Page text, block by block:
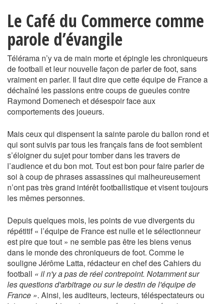
Le Café du Commerce comme
parole d’évangile
Télérama n’y va de main morte et épingle les chroniqueurs
de football et leur nouvelle façon de parler de foot, sans
vraiment en parler. Il faut dire que cette équipe de France a
déchaîné les passions entre coups de gueules contre
Raymond Domenech et désespoir face aux
comportements des joueurs.
Mais ceux qui dispensent la sainte parole du ballon rond et
qui sont suivis par tous les français fans de foot semblent
s’éloigner du sujet pour tomber dans les travers de
l’audience et du bon mot. Tout est bon pour faire parler de
soi à coup de phrases assassines qui malheureusement
n’ont pas très grand intérêt footballistique et visent toujours
les mêmes personnes.
Depuis quelques mois, les points de vue divergents du
répétitif « l’équipe de France est nulle et le sélectionneur
est pire que tout » ne semble pas être les biens venus
dans le monde des chroniqueurs de foot. Comme le
souligne Jérôme Latta, rédacteur en chef des Cahiers du
football « il n'y a pas de réel contrepoint. Notamment sur
les questions d'arbitrage ou sur le destin de l'équipe de
France ». Ainsi, les auditeurs, lecteurs, téléspectateurs ou